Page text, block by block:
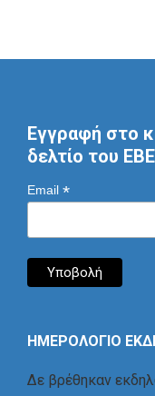
Εγγραφή στο
δελτίο του
Email *
ΗΜΕΡΟΛΟΓΙΟ
Δε βρέθηκαν